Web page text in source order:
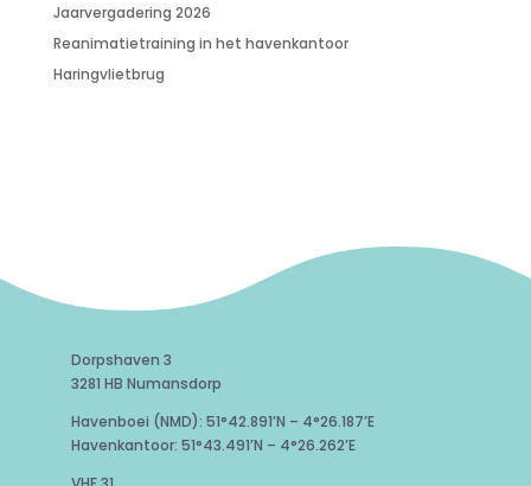
Jaarvergadering 2026
Reanimatietraining in het havenkantoor
Haringvlietbrug
Dorpshaven 3
3281 HB Numansdorp
Havenboei (NMD): 51°42.891’N – 4°26.187’E
Havenkantoor: 51°43.491’N – 4°26.262’E